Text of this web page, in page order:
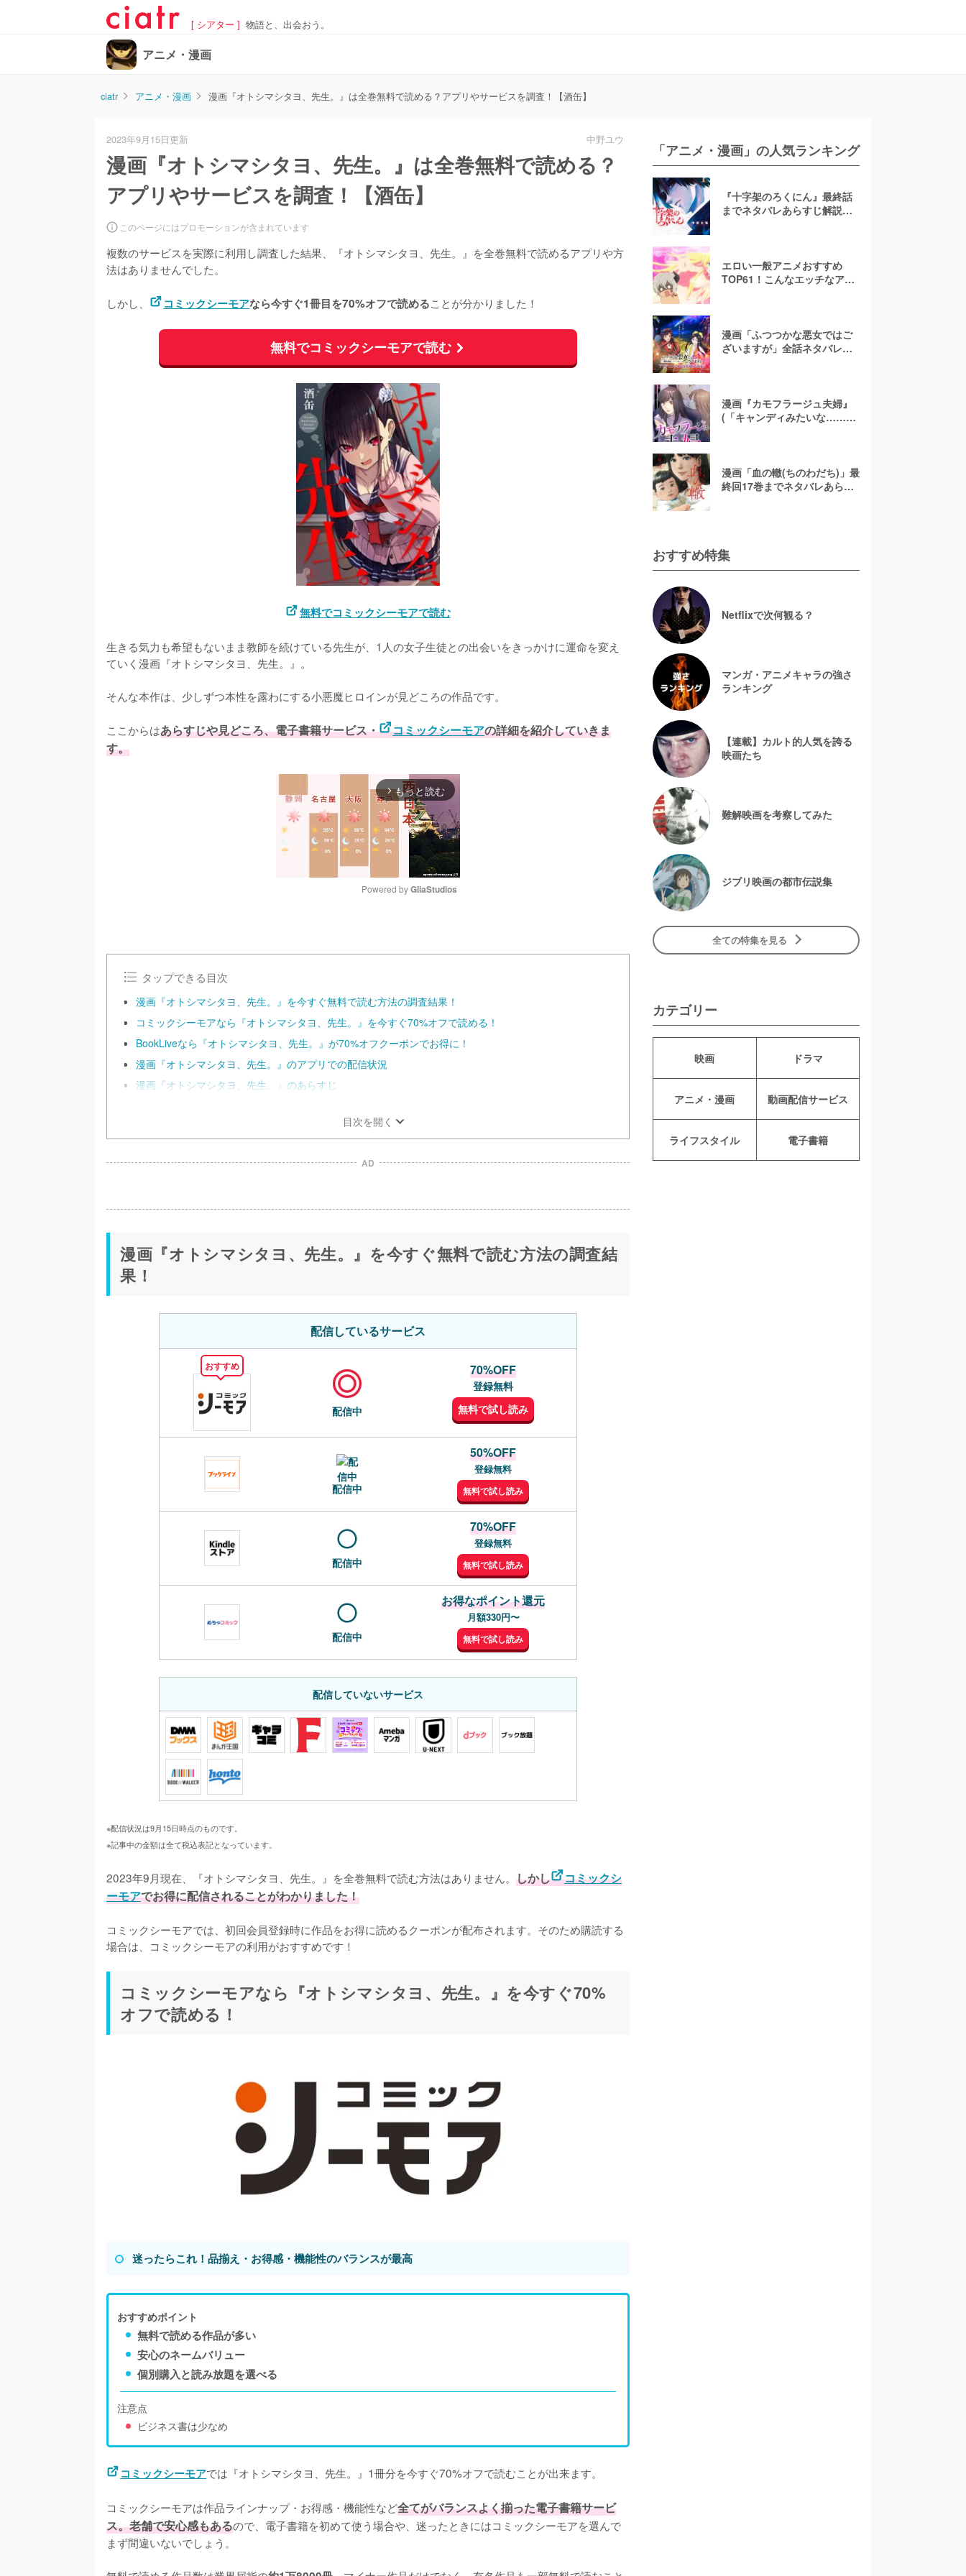
[ シアター ] 物語と、出会おう。
アニメ・漫画
ciatr アニメ・漫画 漫画『オトシマシタヨ、先生。』は全巻無料で読める？アプリやサービスを調査！【酒缶】
2023年9月15日更新 中野ユウ
漫画『オトシマシタヨ、先生。』は全巻無料で読める？
アプリやサービスを調査！【酒缶】
このページにはプロモーションが含まれています
複数のサービスを実際に利用し調査した結果、『オトシマシタヨ、先生。』を全巻無料で読めるアプリや方
法はありませんでした。
しかし、 コミックシーモアなら今すぐ1冊目を70%オフで読めることが分かりました！
無料でコミックシーモアで読む
無料でコミックシーモアで読む
生きる気力も希望もないまま教師を続けている先生が、1人の女子生徒との出会いをきっかけに運命を変え
ていく漫画『オトシマシタヨ、先生。』。
そんな本作は、少しずつ本性を露わにする小悪魔ヒロインが見どころの作品です。
ここからはあらすじや見どころ、電子書籍サービス・ コミックシーモアの詳細を紹介していきま
す。
arrow_forward_ios もっと読む
u
Powered by GliaStudios
タップできる目次
漫画『オトシマシタヨ、先生。』を今すぐ無料で読む方法の調査結果！
コミックシーモアなら『オトシマシタヨ、先生。』を今すぐ70%オフで読める！
BookLiveなら『オトシマシタヨ、先生。』が70%オフクーポンでお得に！
漫画『オトシマシタヨ、先生。』のアプリでの配信状況
漫画『オトシマシタヨ、先生。』のあらすじ
目次を開く
AD
漫画『オトシマシタヨ、先生。』を今すぐ無料で読む方法の調査結
果！
配信しているサービス
おすすめ
配信中
70%OFF
登録無料
無料で試し読み
配信中
50%OFF
登録無料
無料で試し読み
配信中
70%OFF
登録無料
無料で試し読み
配信中
お得なポイント還元
月額330円〜
無料で試し読み
配信していないサービス
※配信状況は9月15日時点のものです。
※記事中の金額は全て税込表記となっています。
2023年9月現在、『オトシマシタヨ、先生。』を全巻無料で読む方法はありません。 しかし
コミックシ
ーモアでお得に配信されることがわかりました！
コミックシーモアでは、初回会員登録時に作品をお得に読めるクーポンが配布されます。そのため購読する
場合は、コミックシーモアの利用がおすすめです！
コミックシーモアなら『オトシマシタヨ、先生。』を今すぐ70%
オフで読める！
迷ったらこれ！品揃え・お得感・機能性のバランスが最高
おすすめポイント
無料で読める作品が多い
安心のネームバリュー
個別購入と読み放題を選べる
注意点
ビジネス書は少なめ
コミックシーモアでは『オトシマシタヨ、先生。』1冊分を今すぐ70%オフで読むことが出来ます。
コミックシーモアは作品ラインナップ・お得感・機能性など全てがバランスよく揃った電子書籍サービ
ス。老舗で安心感もあるので、電子書籍を初めて使う場合や、迷ったときにはコミックシーモアを選んで
まず間違いないでしょう。
「アニメ・漫画」の人気ランキング
『十字架のろくにん』最終話
までネタバレあらすじ解説！
エロい一般アニメおすすめ
TOP61！こんなエッチなアニ
漫画「ふつつかな悪女ではご
ざいますが」全話ネタバレあ
漫画『カモフラージュ夫婦』
(「キャンディみたいな……」)
漫画「血の轍(ちのわだち)」最
終回17巻までネタバレあらす
おすすめ特集
Netflixで次何観る？
マンガ・アニメキャラの強さ
ランキング
【連載】カルト的人気を誇る
映画たち
難解映画を考察してみた
ジブリ映画の都市伝説集
全ての特集を見る
カテゴリー
映画 ドラマ
アニメ・漫画 動画配信サービス
ライフスタイル 電子書籍